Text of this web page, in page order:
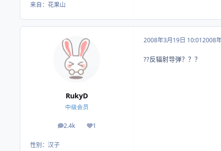
来自： 花果山
RukyD
中级会员
2.4k
帖子 1
荣誉积分
性别： 汉子
2008年3月19日 10:012008
??反辐射导弹？？？